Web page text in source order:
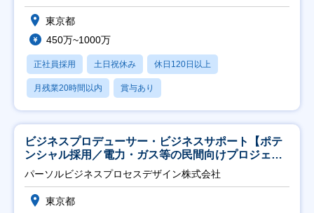
東京都
450万~1000万
正社員採用 土日祝休み 休日120日以上
月残業20時間以内 賞与あり
ビジネスプロデューサー・ビジネスサポート【ポテ
ンシャル採用／電力・ガス等の民間向けプロジェク
ト推進】
パーソルビジネスプロセスデザイン株式会社
東京都